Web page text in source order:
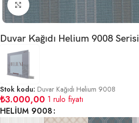
Büyütmek için tıklayın
Duvar Kağıdı Helium 9008 Serisi
Stok kodu: Duvar Kağıdı Helium 9008
₺3.000,00 1 rulo fiyatı
HELİUM 9008